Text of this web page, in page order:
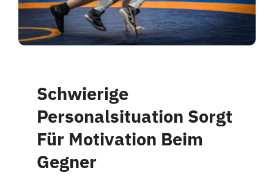
Schwierige
Personalsituation Sorgt
Für Motivation Beim
Gegner